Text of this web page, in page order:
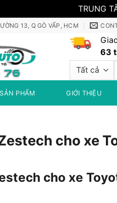
TRUNG
13, Q GÒ VẤP, HCM
63
SẢN PHẨM GIỚI THIỆU
cho xe
cho xe